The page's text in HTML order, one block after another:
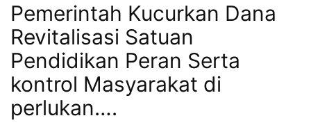
Pemerintah Kucurkan Dana
Revitalisasi Satuan
Pendidikan Peran Serta
kontrol Masyarakat di
perlukan….